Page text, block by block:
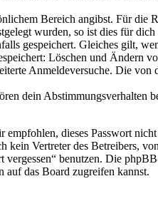
Bereich angibst. Für die
wurden, so ist dies für
gespeichert. Gleiches gilt,
Löschen und Ändern
Anmeldeversuche. Die
dein Abstimmungsverhalten
dieses Passwort
Vertreter des Betreibers,
benutzen. Die
auf das Board zugreifen kannst.